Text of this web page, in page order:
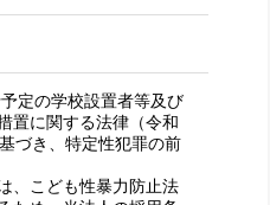
定の学校設置者等及び
置に関する法律（令和
づき、特定性犯罪の前
、こども性暴力防止法